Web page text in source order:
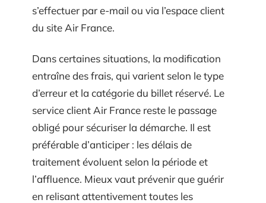
s’effectuer par e-mail ou via l’espace client
du site Air France.
Dans certaines situations, la modification
entraîne des frais, qui varient selon le type
d’erreur et la catégorie du billet réservé. Le
service client Air France reste le passage
obligé pour sécuriser la démarche. Il est
préférable d’anticiper : les délais de
traitement évoluent selon la période et
l’affluence. Mieux vaut prévenir que guérir
en relisant attentivement toutes les